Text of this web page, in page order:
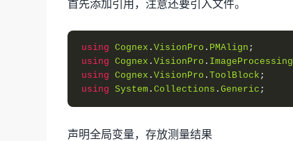
首先添加引用，注意还要引入文件。
using Cognex . VisionPro . PMAlign ;
using Cognex . VisionPro . ImageProcessing
using Cognex . VisionPro . ToolBlock ;
using System . Collections . Generic ;
声明全局变量，存放测量结果